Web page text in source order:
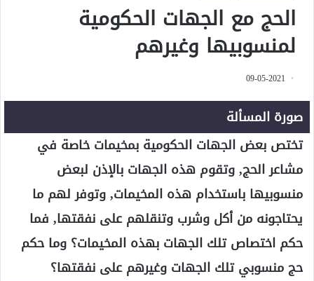
الحج مع الجهات الحكومية
لمنسوبيها وغيرهم
09-05-2021
صورة المسألة
تختص بعض الجهات الحكومية بمخيمات خاصة في
مشاعر الحج, وتقوم هذه الجهات بالإذن لبعض
منسوبيها باستخدام هذه المخيمات, وتوفر لهم ما
يحتاجونه من أكل وشرب وتنقلهم على نفقتها, فما
حكم اختصاص تلك الجهات بهذه المخيمات؟ وما حكم
حج منسوبي تلك الجهات وغيرهم على نفقتها؟